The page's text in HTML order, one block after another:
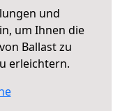
und
um Ihnen die
Ballast zu
erleichtern.